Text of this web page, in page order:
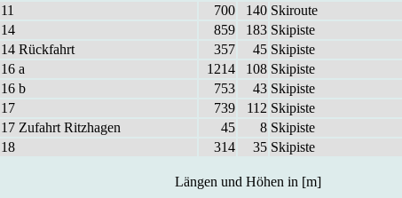
11
700 140 Ski­rou­te
14
859 183 Ski­pis­te
14 Rück­fahrt
357 45 Ski­pis­te
16 a
1214 108 Ski­pis­te
16 b
753 43 Ski­pis­te
17
739 112 Ski­pis­te
17 Zu­fahrt Ritz­ha­gen
45 8 Ski­pis­te
18
314 35 Ski­pis­te
Län­gen und Hö­hen in [m]